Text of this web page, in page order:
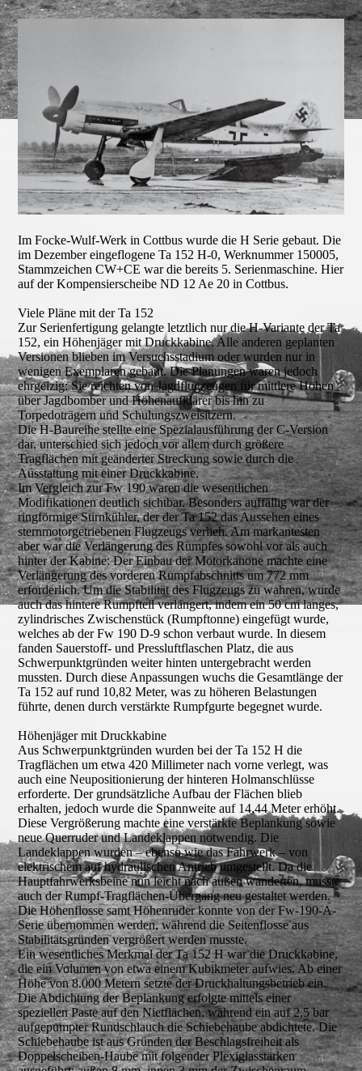
Im Focke-Wulf-Werk in Cottbus wurde die H Serie gebaut. Die
im Dezember eingeflogene Ta 152 H-0, Werknummer 150005,
Stammzeichen CW+CE war die bereits 5. Serienmaschine. Hier
auf der Kompensierscheibe ND 12 Ae 20 in Cottbus.
Viele Pläne mit der Ta 152
Zur Serienfertigung gelangte letztlich nur die H-Variante der Ta
152, ein Höhenjäger mit Druckkabine. Alle anderen geplanten
Versionen blieben im Versuchsstadium oder wurden nur in
wenigen Exemplaren gebaut. Die Planungen waren jedoch
ehrgeizig: Sie reichten von Jagdflugzeugen für mittlere Höhen
über Jagdbomber und Höhenaufklärer bis hin zu
Torpedoträgern und Schulungszweisitzern.
Die H-Baureihe stellte eine Spezialausführung der C-Version
dar, unterschied sich jedoch vor allem durch größere
Tragflächen mit geänderter Streckung sowie durch die
Ausstattung mit einer Druckkabine.
Im Vergleich zur Fw 190 waren die wesentlichen
Modifikationen deutlich sichtbar. Besonders auffällig war der
ringförmige Stirnkühler, der der Ta 152 das Aussehen eines
sternmotorgetriebenen Flugzeugs verlieh. Am markantesten
aber war die Verlängerung des Rumpfes sowohl vor als auch
hinter der Kabine: Der Einbau der Motorkanone machte eine
Verlängerung des vorderen Rumpfabschnitts um 772 mm
erforderlich. Um die Stabilität des Flugzeugs zu wahren, wurde
auch das hintere Rumpfteil verlängert, indem ein 50 cm langes,
zylindrisches Zwischenstück (Rumpftonne) eingefügt wurde,
welches ab der Fw 190 D-9 schon verbaut wurde. In diesem
fanden Sauerstoff- und Pressluftflaschen Platz, die aus
Schwerpunktgründen weiter hinten untergebracht werden
mussten. Durch diese Anpassungen wuchs die Gesamtlänge der
Ta 152 auf rund 10,82 Meter, was zu höheren Belastungen
führte, denen durch verstärkte Rumpfgurte begegnet wurde.
Höhenjäger mit Druckkabine
Aus Schwerpunktgründen wurden bei der Ta 152 H die
Tragflächen um etwa 420 Millimeter nach vorne verlegt, was
auch eine Neupositionierung der hinteren Holmanschlüsse
erforderte. Der grundsätzliche Aufbau der Flächen blieb
erhalten, jedoch wurde die Spannweite auf 14,44 Meter erhöht.
Diese Vergrößerung machte eine verstärkte Beplankung sowie
neue Querruder und Landeklappen notwendig. Die
Landeklappen wurden – ebenso wie das Fahrwerk – von
elektrischem auf hydraulischen Antrieb umgestellt. Da die
Hauptfahrwerksbeine nun leicht nach außen wanderten, musste
auch der Rumpf-Tragflächen-Übergang neu gestaltet werden.
Die Höhenflosse samt Höhenruder konnte von der Fw-190-A-
Serie übernommen werden, während die Seitenflosse aus
Stabilitätsgründen vergrößert werden musste.
Ein wesentliches Merkmal der Ta 152 H war die Druckkabine,
die ein Volumen von etwa einem Kubikmeter aufwies. Ab einer
Höhe von 8.000 Metern setzte der Druckhaltungsbetrieb ein.
Die Abdichtung der Beplankung erfolgte mittels einer
speziellen Paste auf den Nietflächen, während ein auf 2,5 bar
aufgepumpter Rundschlauch die Schiebehaube abdichtete. Die
Schiebehaube ist aus Gründen der Beschlagsfreiheit als
Doppelscheiben-Haube mit folgender Plexiglasstärken